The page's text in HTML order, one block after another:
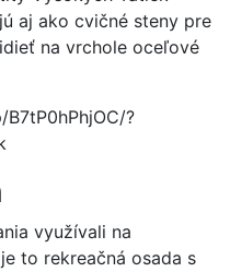
aj ako cvičné steny pre
na vrchole oceľové
?
využívali na
to rekreačná osada s